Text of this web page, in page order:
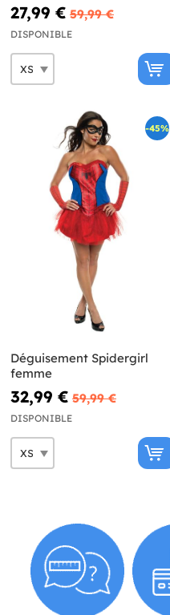
27,99 € 59,99 €
DISPONIBLE
-45%
Déguisement Spidergirl
femme
32,99 € 59,99 €
DISPONIBLE